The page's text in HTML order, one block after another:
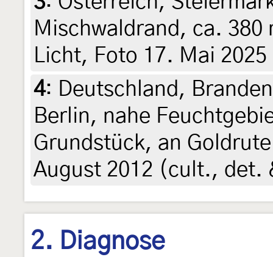
Mischwaldrand, ca. 380
Licht, Foto 17. Mai
4: Deutschland,
Berlin, nahe
Grundstück, an
August 2012 (cult., det.
2. Diagnose